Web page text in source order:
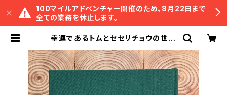
100マイルアドベンチャー開催のため、8月22日まで
全ての業務を休止します。
幸運であるトムとセセリチョウの世界